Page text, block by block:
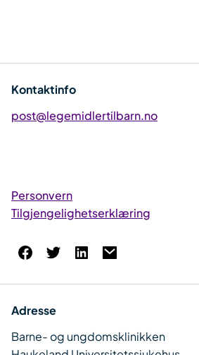
Kontaktinfo
post@legemidlertilbarn.no
Personvern
Tilgjengelighetserklæring
Adresse
Barne- og ungdomsklinikken